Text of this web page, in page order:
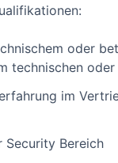
oder
technischen
im
Security Bereich